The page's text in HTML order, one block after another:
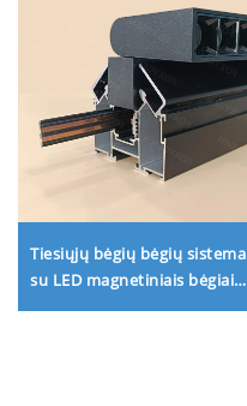
Tiesiųjų bėgių bėgių sistema
su LED magnetiniais bėgiais
namų apšvietimo